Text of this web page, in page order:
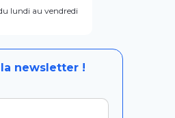
lundi au vendredi
newsletter !